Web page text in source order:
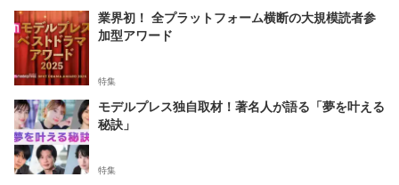
業界初！ 全プラットフォーム横断の大規模読者参
加型アワード
特集
モデルプレス独自取材！著名人が語る「夢を叶える
秘訣」
特集